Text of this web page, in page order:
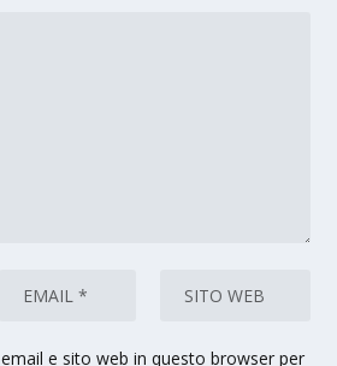
e sito web in questo browser per